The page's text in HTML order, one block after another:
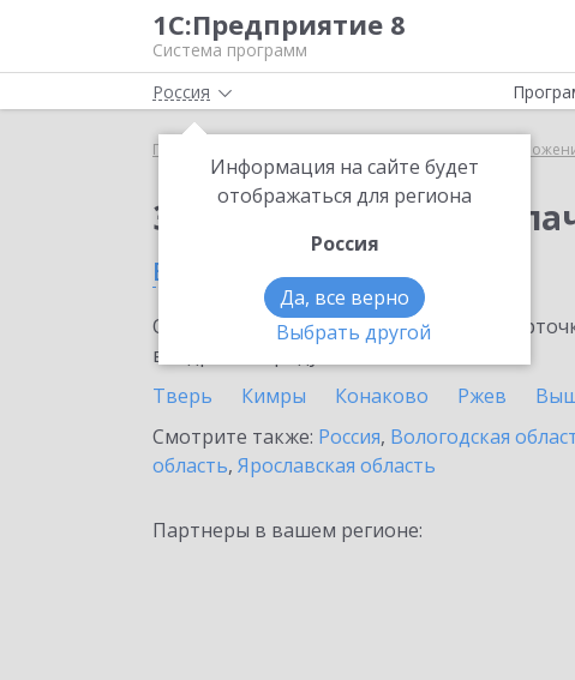
1С:Предприятие 8
Система программ
Россия
Информация на сайте будет
отображаться для региона
Россия
Да, все верно
Выбрать другой
Главная 1С:Касса облачное
Заказать 1С:Касса
в Тверской области
Ознакомьтесь с информационными
внедрение продукта.
Тверь
Кимры Конаково Ржев
Смотрите также: Россия, Вологодская
область, Ярославская область
Партнеры в вашем регионе: